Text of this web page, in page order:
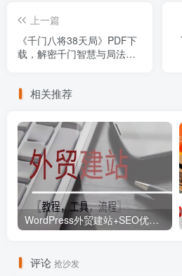
上一篇
《千门八将38天局》PDF下
载，解密千门智慧与局法精
相关推荐
WordPress外贸建站+SEO优化课程【教程，工具，流程】
评论 抢沙发